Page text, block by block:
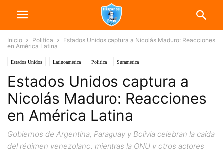
Inicio Politíca
Estados Unidos captura a Nicolás Maduro: Reacciones
en América Latina
Estados Unidos Latinoamérica Politíca Suramérica
Estados Unidos captura a
Nicolás Maduro: Reacciones
en América Latina
Gobiernos de Argentina, Paraguay y Bolivia celebran la caída
del régimen venezolano, mientras la ONU y otros actores